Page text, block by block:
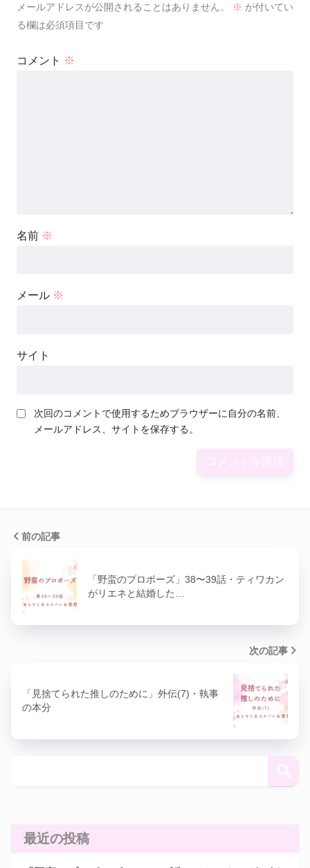
メールアドレスが公開されることはありません。 ※ が付いてい
る欄は必須項目です
コメント ※
名前 ※
メール ※
サイト
次回のコメントで使用するためブラウザーに自分の名前、
メールアドレス、サイトを保存する。
前の記事
「野蛮のプロポーズ」38〜39話・ティワカン
がリエネと結婚した…
次の記事
「見捨てられた推しのために」外伝(7)・執事
の本分
最近の投稿